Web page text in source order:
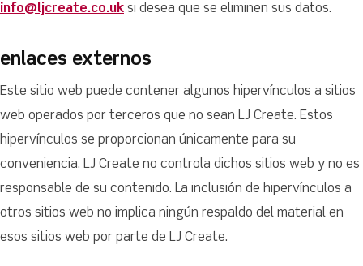
info@ljcreate.co.uk si desea que se eliminen sus datos.
enlaces externos
Este sitio web puede contener algunos hipervínculos a sitios
web operados por terceros que no sean LJ Create. Estos
hipervínculos se proporcionan únicamente para su
conveniencia. LJ Create no controla dichos sitios web y no es
responsable de su contenido. La inclusión de hipervínculos a
otros sitios web no implica ningún respaldo del material en
esos sitios web por parte de LJ Create.